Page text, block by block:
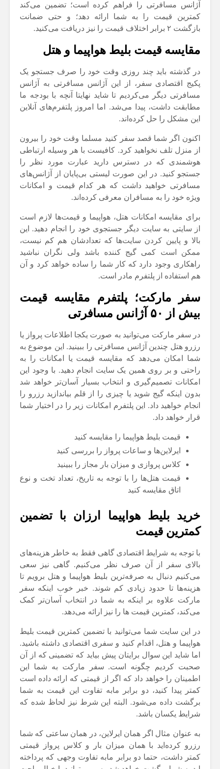
آژانس مسافرتی را فراهم کرده است؛ تضمین می‌کند
کمترین قیمت را به شما ارائه دهد؛ و حتی ضمانت
بازگشت ۲ برابر اختلاف قیمت را نیز دریافت می‌کنید.
مقایسه قیمت بلیط هواپیما و هتل
در گذشته باید چند روزی وقت خود را صرف جستجو یک
پکیج اقتصادی سفر، از این آژانس مسافرتی به آژانس
مسافرتی دیگر می‌کردیم تا شاید نهایتا آنچه با بودجه ما
مطابقت داشت، پیدا می‌شد. اما امروز پلتفرم‌های آنلاین
این مشکل را حل کرده‌اند.
اکنون اگر شما قصد سفر کنید مسلما وقت خود را بیرون
از منزل تلف نخواهید کرد. کافیست با هر وسیله ارتباطی
هوشمندی که در دسترس دارید عبارت مورد نظر را
جستجو کنید. در این صورت لیستی بی‌پایان از آژانس‌های
مسافرتی خواهید داشت که هر کدام قیمت و امکانات
ویژه خود را به مسافران معرفی کرده‌اند.
برای مقایسه امکانات هتل، هواپیما و قیمت‌ها لازم است
از سایتی به سایت دیگر جستجوی خود را انجام دهید. این
بالا و پایین کردن سایت‌ها که تعدادشان هم کم نیست،
ممکن است کمی گیج کننده باشد ولی نگران نباشید
راهکاری وجود دارد که کار شما را ساده خواهد کرد و آن
هم استفاده از پلتفرم مادر است.
سفر مارکت؛ پلتفرم مقایسه قیمت
بیش از ۵۰ آژانس مسافرتی
در سفر مارکت می‌توانید به صورت یکجا اطلاعات پرواز یا
رزرو هتل چندین آژانس مسافرتی را ببینید. این موضوع به
شما امکان می‌دهد که مقایسه قیمت یا امکانات را به
راحتی و بر روی همین یک سایت انجام دهید. با وجود این
امکانات تصمیم‌گیری و انتخاب بسیار آسان‌تر خواهد شد
بدون اینکه گیج شوید یا چیزی را از قلم بیاندازید رزرو را
انجام خواهید داد. این پلتفرم امکانات زیر را در اختیار شما
قرار خواهد داد.
قیمت بلیط هواپیما را مقایسه کنید
ایرلاین‌ها و ساعات پرواز را بررسی کنید
کلاس پروازی و میزان بار مجاز را ببینید
قیمت هتل‌ها را با توجه به تاریخ، تعداد تخت و نوع
اتاق مقایسه کنید
خرید بلیط هواپیما ارزان با تضمین
کمترین قیمت
با توجه به شرایط اقتصادی گاهی فقط به خاطر هزینه‌های
بالای سفر از آن صرف نظر می‌کنیم. گاهی نیز سعی
می‌کنیم دنبال به صرفه‌ترین بلیط هواپیما و هتل برویم تا
هزینه‌ها تا حدود زیادی کم شوند. خبر خوب اینکه سفر
مارکت علاوه بر اینکه به شما در انتخاب آسان‌تر کمک
می‌کند، کمترین قیمت ها را نیز ارائه می‌دهد.
در این سایت شما می‌توانید با تضمین کمترین قیمت بلیط
هواپیما و هتل، اقدام کنید و سفری اقتصادی داشته باشید.
اما شاید این سوال برایتان پیش بیاید که تضمینی که از آن
صحبت کردیم چگونه است. سفر مارکت به شما این
اطمینان را خواهد داد که اگر از قیمتی که ارائه داده است
کمتر پیدا کنید، دو برابر ما‌به تفاوت این قیمت به شما
برگشت داده می‌شود. البته این شرط نیز لحاظ شده که
شرایط یکسان باشد.
به عنوان مثال اگر همان ایرلاین، در همان ساعتی که شما
رزرو کرده‌اید با همان میزان بار و کلاس پرواز قیمتی
کمتر داشت، حتما دو برابر ما‌به تفاوت وجهی که پرداخته